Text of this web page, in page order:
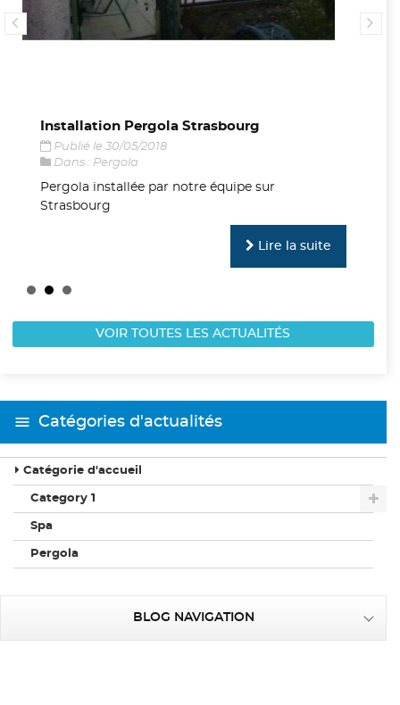
Installation Pergola Strasbourg
Publié le 30/05/2018
Dans : Pergola
Pergola installée par notre équipe sur
Strasbourg
Lire la suite
VOIR TOUTES LES ACTUALITÉS
Catégories d'actualités
Catégorie d'accueil
Category 1
Spa
Pergola
BLOG NAVIGATION